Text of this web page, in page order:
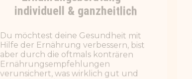
passende Ernährung zu finden und
die entscheidenden
dich wirklich weiterbringen.
WEITERLESEN